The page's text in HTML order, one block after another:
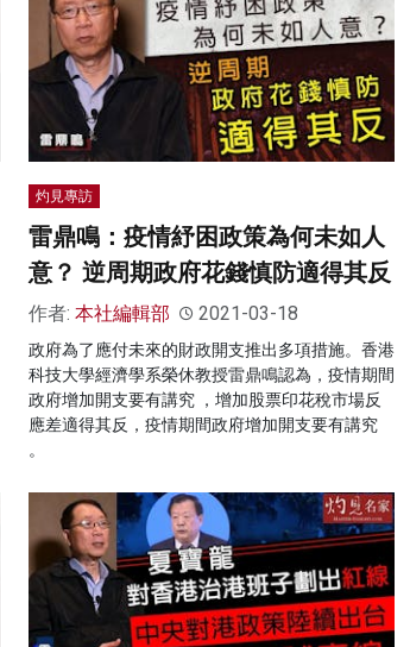
灼見專訪
雷鼎鳴：疫情紓困政策為何未如人
意？ 逆周期政府花錢慎防適得其反
作者: 本社編輯部 2021-03-18
政府為了應付未來的財政開支推出多項措施。香港
科技大學經濟學系榮休教授雷鼎鳴認為，疫情期間
政府增加開支要有講究 ，增加股票印花稅市場反
應差適得其反，疫情期間政府增加開支要有講究
。